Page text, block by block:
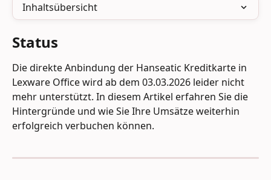
Inhaltsübersicht
Status
Die direkte Anbindung der Hanseatic Kreditkarte in
Lexware Office wird ab dem 03.03.2026 leider nicht
mehr unterstützt. In diesem Artikel erfahren Sie die
Hintergründe und wie Sie Ihre Umsätze weiterhin
erfolgreich verbuchen können.